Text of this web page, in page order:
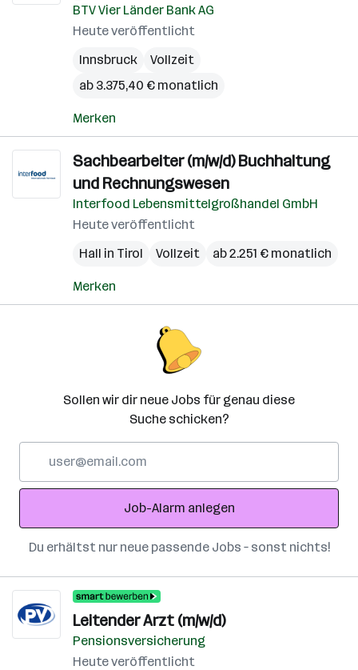
BTV Vier Länder Bank AG
Heute veröffentlicht
Innsbruck
Vollzeit
ab 3.375,40 € monatlich
Merken
Sachbearbeiter (m/w/d) Buchhaltung
und Rechnungswesen
Interfood Lebensmittelgroßhandel GmbH
Heute veröffentlicht
Hall in Tirol
Vollzeit ab 2.251 € monatlich
Merken
Sollen wir dir neue Jobs für genau diese
Suche schicken?
Adresse
Job-Alarm anlegen
Du erhältst nur neue passende Jobs – sonst nichts!
Leitender Arzt (m/w/d)
Pensionsversicherung
Heute veröffentlicht